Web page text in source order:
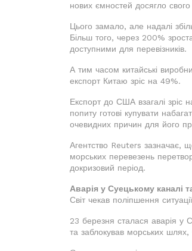
нових ємностей досягло
Цього замало, але надалі
Більш того, через 200%
доступними для перевізників.
А тим часом китайські
експорт Китаю зріс на 49%.
Експорт до США взагалі зріс
попиту готові купувати
очевидних причин для його
Агентство Reuters зазначає,
морських перевезень
докризовий період.
Аварія у Суецькому каналі
Світ чекав поліпшення
23 березня сталася аварія у
та заблокував морських шлях,